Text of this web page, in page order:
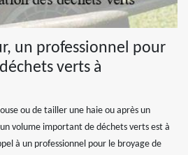
un professionnel pour
verts à
ou de tailler une haie ou après un
volume important de déchets verts est à
à un professionnel pour le broyage de